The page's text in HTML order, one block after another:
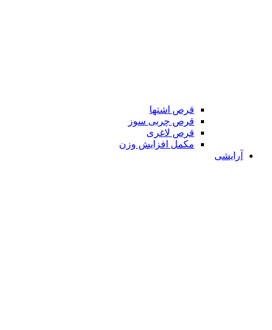
قرص اشتها
قرص چربی سوز
قرص لاغری
مکمل افزایش وزن
آرایشی